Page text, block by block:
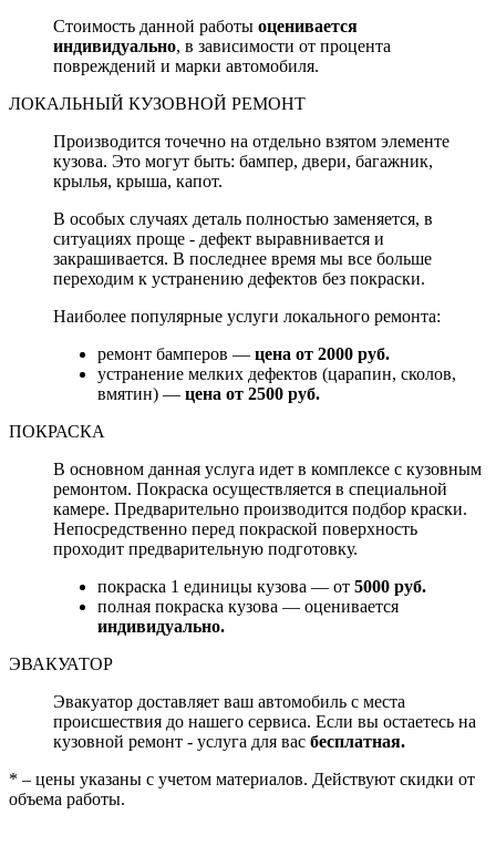
Стоимость данной работы оценивается
индивидуально, в зависимости от процента
повреждений и марки автомобиля.
ЛОКАЛЬНЫЙ КУЗОВНОЙ РЕМОНТ
Производится точечно на отдельно взятом элементе
кузова. Это могут быть: бампер, двери, багажник,
крылья, крыша, капот.
В особых случаях деталь полностью заменяется, в
ситуациях проще - дефект выравнивается и
закрашивается. В последнее время мы все больше
переходим к устранению дефектов без покраски.
Наиболее популярные услуги локального ремонта:
ремонт бамперов — цена от 2000 руб.
устранение мелких дефектов (царапин, сколов,
вмятин) — цена от 2500 руб.
ПОКРАСКА
В основном данная услуга идет в комплексе с кузовным
ремонтом. Покраска осуществляется в специальной
камере. Предварительно производится подбор краски.
Непосредственно перед покраской поверхность
проходит предварительную подготовку.
покраска 1 единицы кузова — от 5000 руб.
полная покраска кузова — оценивается
индивидуально.
ЭВАКУАТОР
Эвакуатор доставляет ваш автомобиль с места
происшествия до нашего сервиса. Если вы остаетесь на
кузовной ремонт - услуга для вас бесплатная.
* – цены указаны с учетом материалов. Действуют скидки от
объема работы.